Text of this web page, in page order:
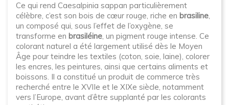
Ce qui rend Caesalpinia sappan particulièrement
célèbre, c’est son bois de cœur rouge, riche en brasiline,
un composé qui, sous l’effet de l’oxygène, se
transforme en brasiléine, un pigment rouge intense. Ce
colorant naturel a été largement utilisé dès le Moyen
Âge pour teindre les textiles (coton, soie, laine), colorer
les encres, les peintures, ainsi que certains aliments et
boissons. Il a constitué un produit de commerce très
recherché entre le XVIIe et le XIXe siècle, notamment
vers l’Europe, avant d’être supplanté par les colorants